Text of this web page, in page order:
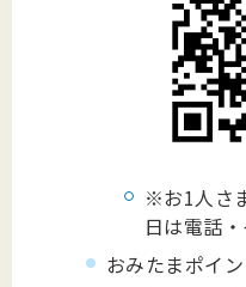
※お1人さ
日は電話
おみたまポイ